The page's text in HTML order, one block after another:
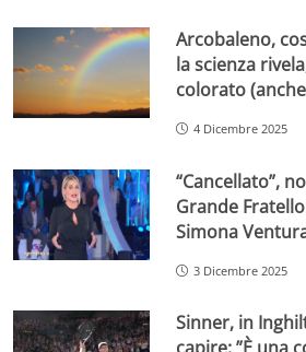
Arcobaleno,
la scienza
colorato
4 Dicembre 2025
“Cancellato”,
Grande
Simona
3 Dicembre 2025
Sinner, in